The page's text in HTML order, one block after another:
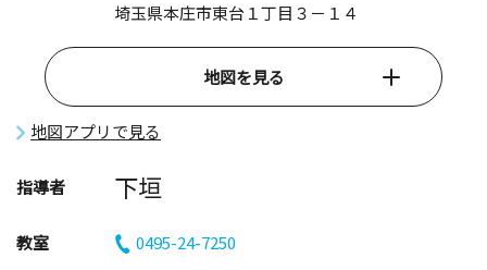
埼玉県本庄市東台１丁目３－１４
地図を見る
地図アプリで見る
指導者 下垣
教室 0495-24-7250